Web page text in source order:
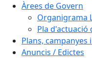
Àrees de Govern
Organigrama
Pla d'actuació
Plans, campanyes
Anuncis / Edictes